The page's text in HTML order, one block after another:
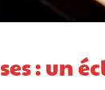
: un